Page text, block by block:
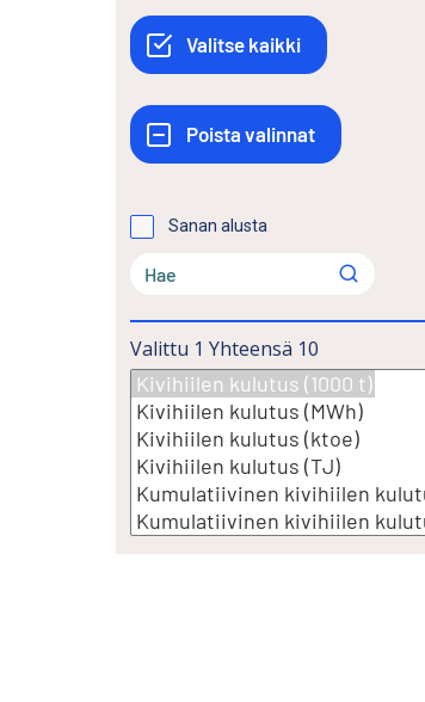
Sanan alusta
Valittu 1 Yhteensä 10